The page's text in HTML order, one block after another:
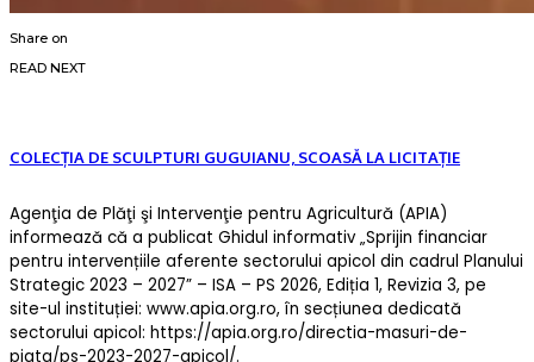
Share on
READ NEXT
COLECȚIA DE SCULPTURI GUGUIANU, SCOASĂ LA LICITAȚIE
Agenţia de Plăţi şi Intervenţie pentru Agricultură (APIA)
informează că a publicat Ghidul informativ „Sprijin financiar
pentru intervențiile aferente sectorului apicol din cadrul Planului
Strategic 2023 – 2027” – ISA – PS 2026, Ediția 1, Revizia 3, pe
site-ul instituției: www.apia.org.ro, în secțiunea dedicată
sectorului apicol: https://apia.org.ro/directia-masuri-de-
piata/ps-2023-2027-apicol/.